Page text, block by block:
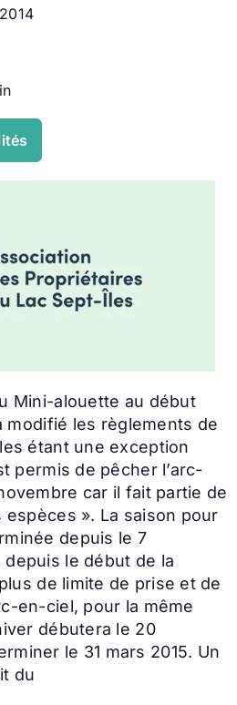
Mini-alouette au début
modifié les règlements de
étant une exception
permis de pêcher l’arc-
car il fait partie de
espèces ». La saison pour
depuis le 7
le début de la
de limite de prise et de
en-ciel, pour la même
débutera le 20
le 31 mars 2015. Un
du